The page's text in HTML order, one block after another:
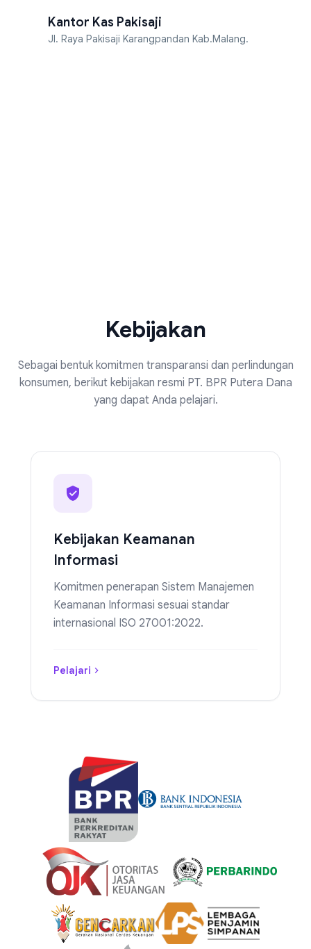
Kantor Kas Pakisaji
Jl. Raya Pakisaji Karangpandan Kab.Malang.
Kebijakan
Sebagai bentuk komitmen transparansi dan perlindungan
konsumen, berikut kebijakan resmi PT. BPR Putera Dana
yang dapat Anda pelajari.
Kebijakan Keamanan
Informasi
Komitmen penerapan Sistem Manajemen
Keamanan Informasi sesuai standar
internasional ISO 27001:2022.
Pelajari